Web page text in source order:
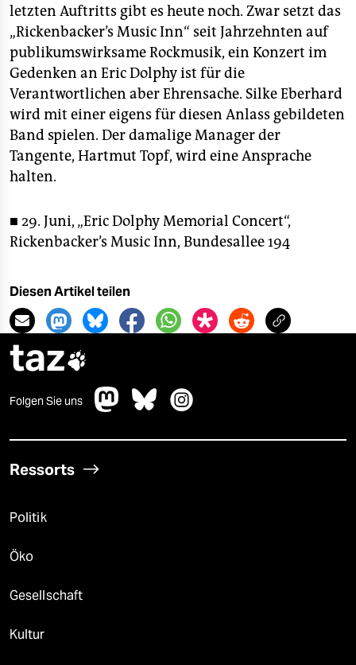
letzten Auftritts gibt es heute noch. Zwar setzt das
„Rickenbacker’s Music Inn“ seit Jahrzehnten auf
publikumswirksame Rockmusik, ein Konzert im
Gedenken an Eric Dolphy ist für die
Verantwortlichen aber Ehrensache. Silke Eberhard
wird mit einer eigens für diesen Anlass gebildeten
Band spielen. Der damalige Manager der
Tangente, Hartmut Topf, wird eine Ansprache
halten.
■ 29. Juni, „Eric Dolphy Memorial Concert“,
Rickenbacker’s Music Inn, Bundesallee 194
Diesen Artikel teilen
taz
Folgen Sie uns
Ressorts
Politik
Öko
Gesellschaft
Kultur